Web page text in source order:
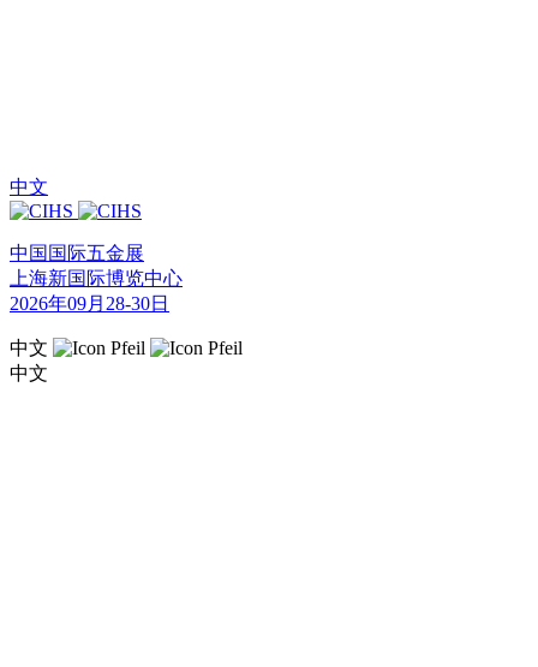
中文
中国国际五金展
上海新国际博览中心
2026年09月28-30日
中文
中文